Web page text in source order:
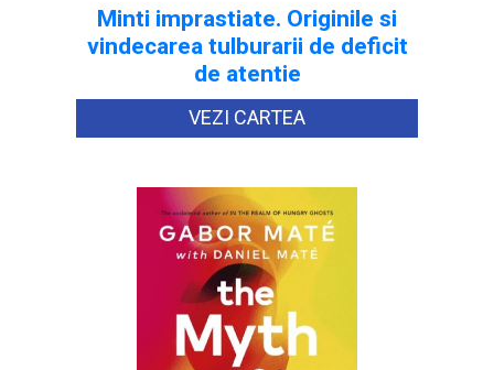
Minti imprastiate. Originile si
vindecarea tulburarii de deficit
de atentie
VEZI CARTEA